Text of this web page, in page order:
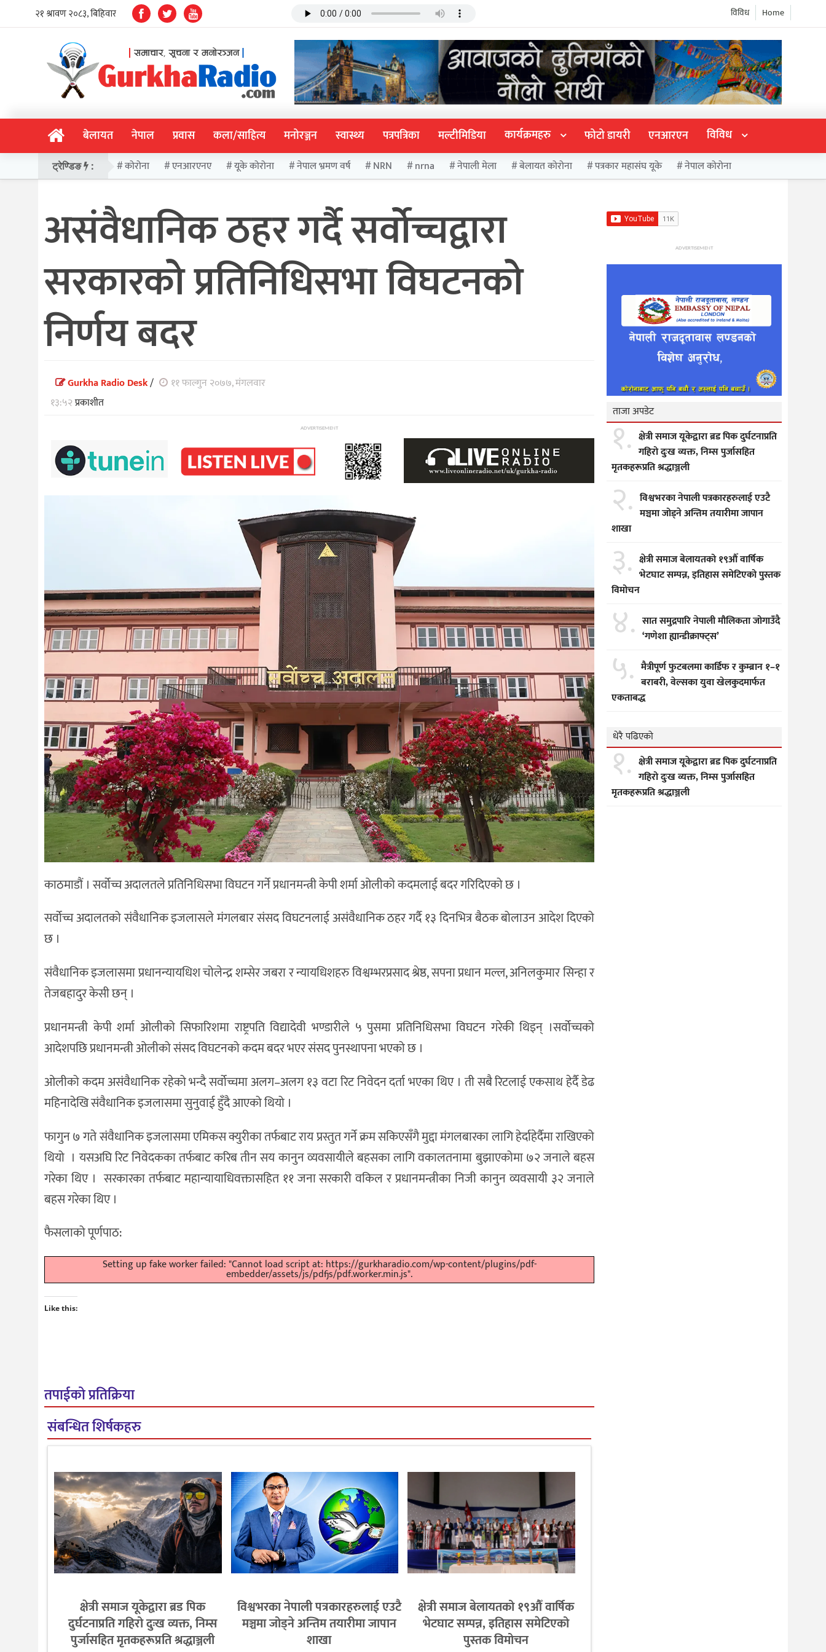
Home
विविध
बेलायत नेपाल प्रवास कला/साहित्य मनोरञ्जन स्वास्थ्य पत्रपत्रिका मल्टीमिडिया कार्यक्रमहरु फोटो डायरी एनआरएन विविध
ट्रेण्डिङ : कोरोना एनआरएनए यूके कोरोना नेपाल भ्रमण वर्ष NRN nrna नेपाली मेला बेलायत कोरोना पत्रकार महासंघ यूके नेपाल कोरोना
असंवैधानिक ठहर गर्दै सर्वोच्चद्वारा
सरकारको प्रतिनिधिसभा विघटनको
निर्णय बदर
Gurkha Radio Desk/
११ फाल्गुन २०७७, मंगलवार
१३:५२प्रकाशीत
ADVERTISEMENT
काठमाडौं । सर्वोच्च अदालतले प्रतिनिधिसभा विघटन गर्ने प्रधानमन्त्री केपी शर्मा ओलीको कदमलाई बदर गरिदिएको छ ।
सर्वोच्च अदालतको संवैधानिक इजलासले मंगलबार संसद विघटनलाई असंवैधानिक ठहर गर्दै १३ दिनभित्र बैठक बोलाउन आदेश दिएको
छ ।
संवैधानिक इजलासमा प्रधानन्यायधिश चोलेन्द्र शम्सेर जबरा र न्यायधिशहरु विश्वम्भरप्रसाद श्रेष्ठ, सपना प्रधान मल्ल, अनिलकुमार सिन्हा र
तेजबहादुर केसी छन् ।
प्रधानमन्त्री केपी शर्मा ओलीको सिफारिशमा राष्ट्रपति विद्यादेवी भण्डारीले ५ पुसमा प्रतिनिधिसभा विघटन गरेकी थिइन् ।सर्वोच्चको
आदेशपछि प्रधानमन्त्री ओलीको संसद विघटनको कदम बदर भएर संसद पुनस्थापना भएको छ ।
ओलीको कदम असंवैधानिक रहेको भन्दै सर्वोच्चमा अलग–अलग १३ वटा रिट निवेदन दर्ता भएका थिए । ती सबै रिटलाई एकसाथ हेर्दै डेढ
महिनादेखि संवैधानिक इजलासमा सुनुवाई हुँदै आएको थियो ।
फागुन ७ गते संवैधानिक इजलासमा एमिकस क्युरीका तर्फबाट राय प्रस्तुत गर्ने क्रम सकिएसँगै मुद्दा मंगलबारका लागि हेर्दाहेर्दैमा राखिएको
थियो । यसअघि रिट निवेदकका तर्फबाट करिब तीन सय कानुन व्यवसायीले बहसका लागि वकालतनामा बुझाएकोमा ७२ जनाले बहस
गरेका थिए । सरकारका तर्फबाट महान्यायाधिवक्तासहित ११ जना सरकारी वकिल र प्रधानमन्त्रीका निजी कानुन व्यवसायी ३२ जनाले
बहस गरेका थिए ।
फैसलाको पूर्णपाठ:
Setting up fake worker failed: "Cannot load script at: https://gurkharadio.com/wp-content/plugins/pdf-
embedder/assets/js/pdfjs/pdf.worker.min.js".
Like this:
तपाईको प्रतिक्रिया
संबन्धित शिर्षकहरु
क्षेत्री समाज यूकेद्वारा ब्रड पिक
दुर्घटनाप्रति गहिरो दुःख व्यक्त, निम्स
पुर्जासहित मृतकहरूप्रति श्रद्धाञ्जली
विश्वभरका नेपाली पत्रकारहरुलाई एउटै
मञ्चमा जोड्ने अन्तिम तयारीमा जापान
शाखा
क्षेत्री समाज बेलायतको १९औँ वार्षिक
भेटघाट सम्पन्न, इतिहास समेटिएको
पुस्तक विमोचन
ADVERTISEMENT
ताजा अपडेट
१. क्षेत्री समाज यूकेद्वारा ब्रड पिक दुर्घटनाप्रति
गहिरो दुःख व्यक्त, निम्स पुर्जासहित
मृतकहरूप्रति श्रद्धाञ्जली
२. विश्वभरका नेपाली पत्रकारहरुलाई एउटै
मञ्चमा जोड्ने अन्तिम तयारीमा जापान
शाखा
३. क्षेत्री समाज बेलायतको १९औँ वार्षिक
भेटघाट सम्पन्न, इतिहास समेटिएको पुस्तक
विमोचन
४. सात समुद्रपारि नेपाली मौलिकता जोगाउँदै
‘गणेशा ह्यान्डीक्राफ्ट्स’
५. मैत्रीपूर्ण फुटबलमा कार्डिफ र कुम्ब्रान १–१
बराबरी, वेल्सका युवा खेलकुदमार्फत
एकताबद्ध
धेरै पढिएको
१. क्षेत्री समाज यूकेद्वारा ब्रड पिक दुर्घटनाप्रति
गहिरो दुःख व्यक्त, निम्स पुर्जासहित
मृतकहरूप्रति श्रद्धाञ्जली